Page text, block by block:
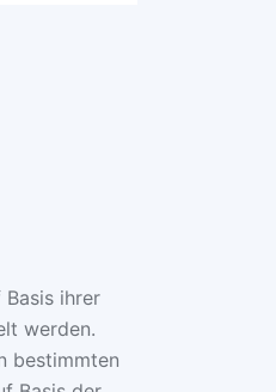
ihrer
werden.
bestimmten